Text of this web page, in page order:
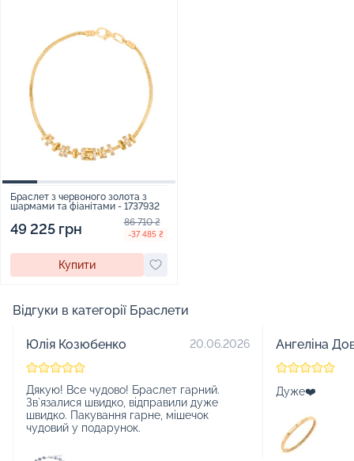
Браслет з червоного золота з
шармами та фіанітами - 1737932
49 225 грн 86 710 ₴
-37 485 ₴
Купити
Відгуки в категорії Браслети
Юлія Козюбенко 20.06.2026
Дякую! Все чудово! Браслет гарний.
Зв`язалися швидко, відправили дуже
швидко. Пакування гарне, мішечок
чудовий у подарунок.
Ангеліна
Дуже❤️